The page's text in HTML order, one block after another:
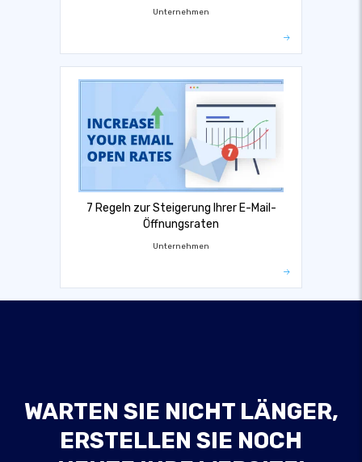
Unternehmen
7 Regeln zur Steigerung Ihrer E-Mail-
Öffnungsraten
Unternehmen
WARTEN SIE NICHT LÄNGER,
ERSTELLEN SIE NOCH